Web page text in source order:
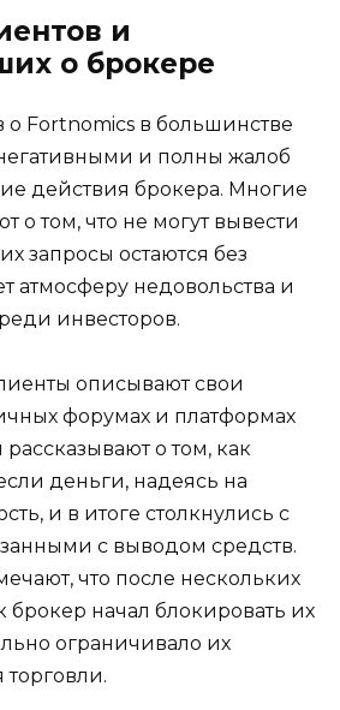
и
о брокере
Fortnomics в большинстве
и полны жалоб
действия брокера. Многие
о том, что не могут вывести
запросы остаются без
атмосферу недовольства и
инвесторов.
описывают свои
форумах и платформах
о том, как
деньги, надеясь на
и в итоге столкнулись с
с выводом средств.
что после нескольких
начал блокировать их
ограничивало их